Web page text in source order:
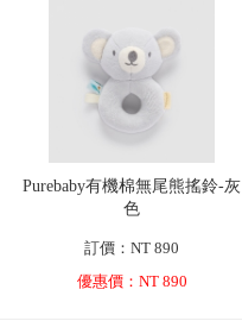
Purebaby有機棉無尾熊搖鈴-灰
色
訂價：NT 890
優惠價：NT 890